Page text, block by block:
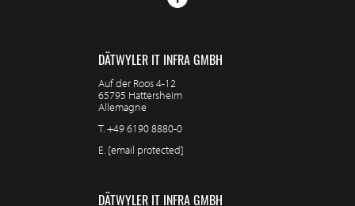
DÄTWYLER IT INFRA GMBH
Auf der Roos 4-12
65795 Hattersheim
Allemagne
T.+49 6190 8880-0
E. [email protected]
DÄTWYLER IT INFRA GMBH